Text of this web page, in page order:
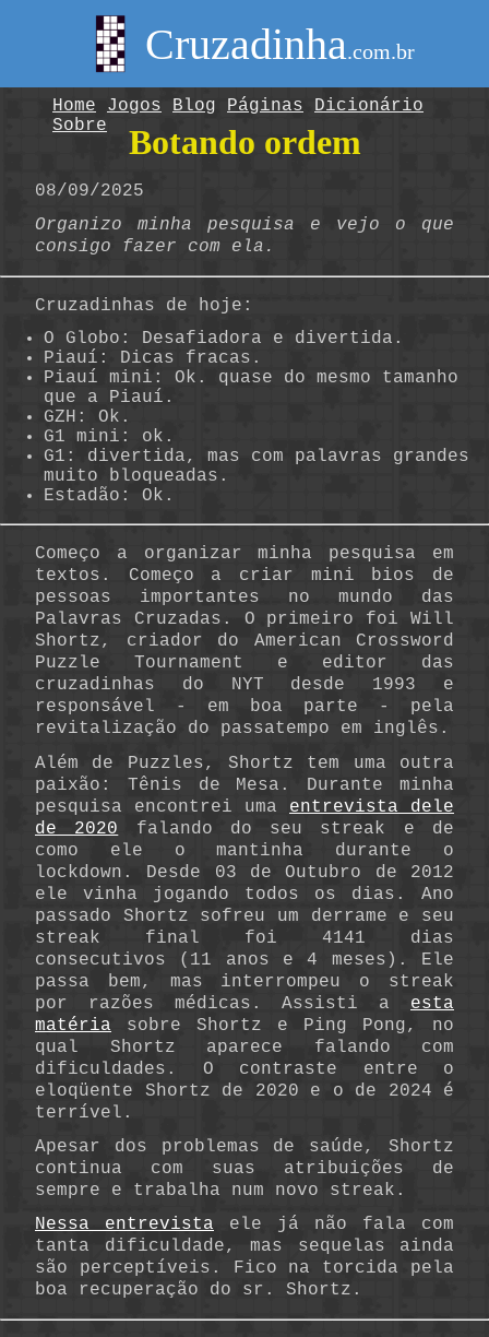
Cruzadinha.com.br
Home Jogos Blog Páginas
Dicionário
Sobre
Botando ordem
08/09/2025
Organizo minha pesquisa e vejo o que
consigo fazer com ela.
Cruzadinhas de hoje:
O Globo: Desafiadora e divertida.
Piauí: Dicas fracas.
Piauí mini: Ok. quase do mesmo tamanho
que a Piauí.
GZH: Ok.
G1 mini: ok.
G1: divertida, mas com palavras grandes
muito bloqueadas.
Estadão: Ok.
Começo a organizar minha pesquisa em
textos. Começo a criar mini bios de
pessoas importantes no mundo das
Palavras Cruzadas. O primeiro foi Will
Shortz, criador do American Crossword
Puzzle Tournament e editor das
cruzadinhas do NYT desde 1993 e
responsável - em boa parte - pela
revitalização do passatempo em inglês.
Além de Puzzles, Shortz tem uma outra
paixão: Tênis de Mesa. Durante minha
pesquisa encontrei uma entrevista dele
de 2020 falando do seu streak e de
como ele o mantinha durante o
lockdown. Desde 03 de Outubro de 2012
ele vinha jogando todos os dias. Ano
passado Shortz sofreu um derrame e seu
streak final foi 4141 dias
consecutivos (11 anos e 4 meses). Ele
passa bem, mas interrompeu o streak
por razões médicas. Assisti a esta
matéria sobre Shortz e Ping Pong, no
qual Shortz aparece falando com
dificuldades. O contraste entre o
eloqüente Shortz de 2020 e o de 2024 é
terrível.
Apesar dos problemas de saúde, Shortz
continua com suas atribuições de
sempre e trabalha num novo streak.
Nessa entrevista ele já não fala com
tanta dificuldade, mas sequelas ainda
são perceptíveis. Fico na torcida pela
boa recuperação do sr. Shortz.